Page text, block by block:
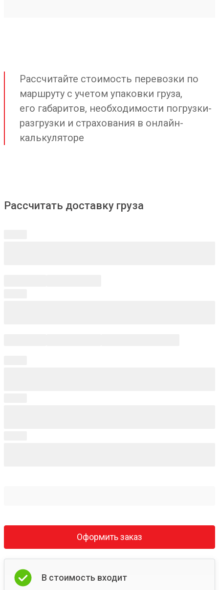
Рассчитайте стоимость перевозки по
маршруту с учетом упаковки груза,
его габаритов, необходимости погрузки-
разгрузки и страхования в онлайн-
калькуляторе
Рассчитать доставку груза
Оформить заказ
В стоимость входит